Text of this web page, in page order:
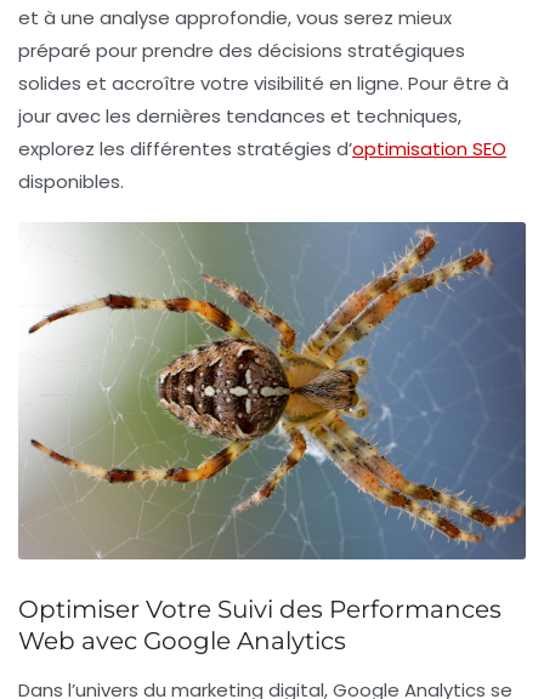
et à une analyse approfondie, vous serez mieux
préparé pour prendre des décisions stratégiques
solides et accroître votre visibilité en ligne. Pour être à
jour avec les dernières tendances et techniques,
explorez les différentes stratégies d’optimisation SEO
disponibles.
Optimiser Votre Suivi des Performances
Web avec Google Analytics
Dans l’univers du marketing digital,Google Analytics se